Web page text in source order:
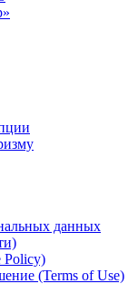
данных
Policy)
(Terms of Use)